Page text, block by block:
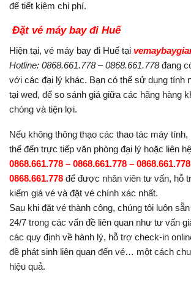
để tiết kiệm chi phí.
Đặt vé máy bay đi Huế
Hiện tại, vé máy bay đi Huế tại
Hotline: 0868.661.778 – 0868.661.778đang
với các đại lý khác. Bạn có thể sử dụng tính
tại wed, để so sánh giá giữa các hãng hàng
chóng và tiện lợi.
Nếu không thông thạo các thao tác máy tính,
thể đến trực tiếp văn phòng đại lý hoặc liên
0868.661.778 – 0868.661.778 –
0868.661.778 để được nhân viên tư vấn, hỗ
kiếm giá vé và đặt vé chính xác nhất.
Sau khi đặt vé thành công, chúng tôi luôn
24/7 trong các vấn đề liên quan như tư vấn
các quy định về hành lý, hỗ trợ check-in
đề phát sinh liên quan đến vé… một cách
hiệu quả.